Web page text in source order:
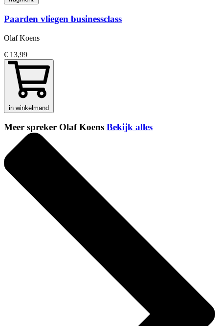
Paarden vliegen businessclass
Olaf Koens
€ 13,99
in winkelmand
Meer spreker Olaf Koens Bekijk alles